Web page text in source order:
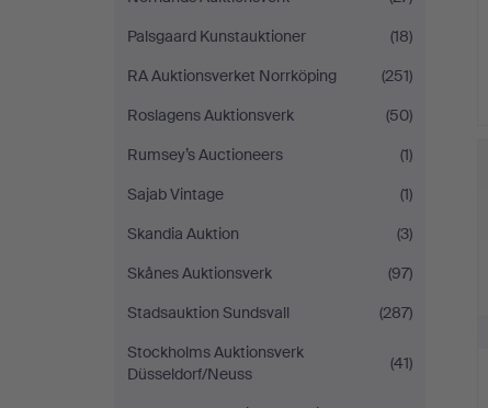
Palsgaard Kunstauktioner
(18)
RA Auktionsverket Norrköping
(251)
Roslagens Auktionsverk
(50)
Rumsey’s Auctioneers
(1)
Sajab Vintage
(1)
Skandia Auktion
(3)
Skånes Auktionsverk
(97)
Stadsauktion Sundsvall
(287)
Stockholms Auktionsverk
Düsseldorf/Neuss
(41)